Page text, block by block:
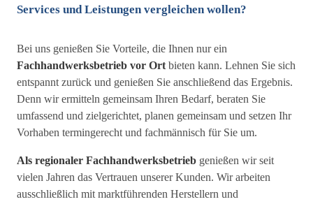
Services und Leistungen vergleichen wollen?
Bei uns genießen Sie Vorteile, die Ihnen nur ein
Fachhandwerksbetrieb vor Ort bieten kann. Lehnen Sie sich
entspannt zurück und genießen Sie anschließend das Ergebnis.
Denn wir ermitteln gemeinsam Ihren Bedarf, beraten Sie
umfassend und zielgerichtet, planen gemeinsam und setzen Ihr
Vorhaben termingerecht und fachmännisch für Sie um.
Als regionaler Fachhandwerksbetrieb genießen wir seit
vielen Jahren das Vertrauen unserer Kunden. Wir arbeiten
ausschließlich mit marktführenden Herstellern und